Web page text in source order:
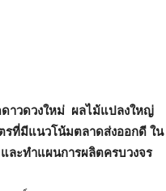
ดาวดวงใหม่ ผลไม้แปลงใหญ่
รที่มีแนวโน้มตลาดส่งออกดี ใน
ละทำแผนการผลิตครบวงจร